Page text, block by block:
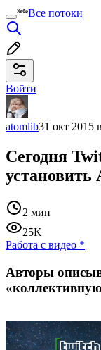
Все потоки
Войти
atomlib31 окт 2015
Сегодня
2 мин
25K
Работа с видео *
Авторы